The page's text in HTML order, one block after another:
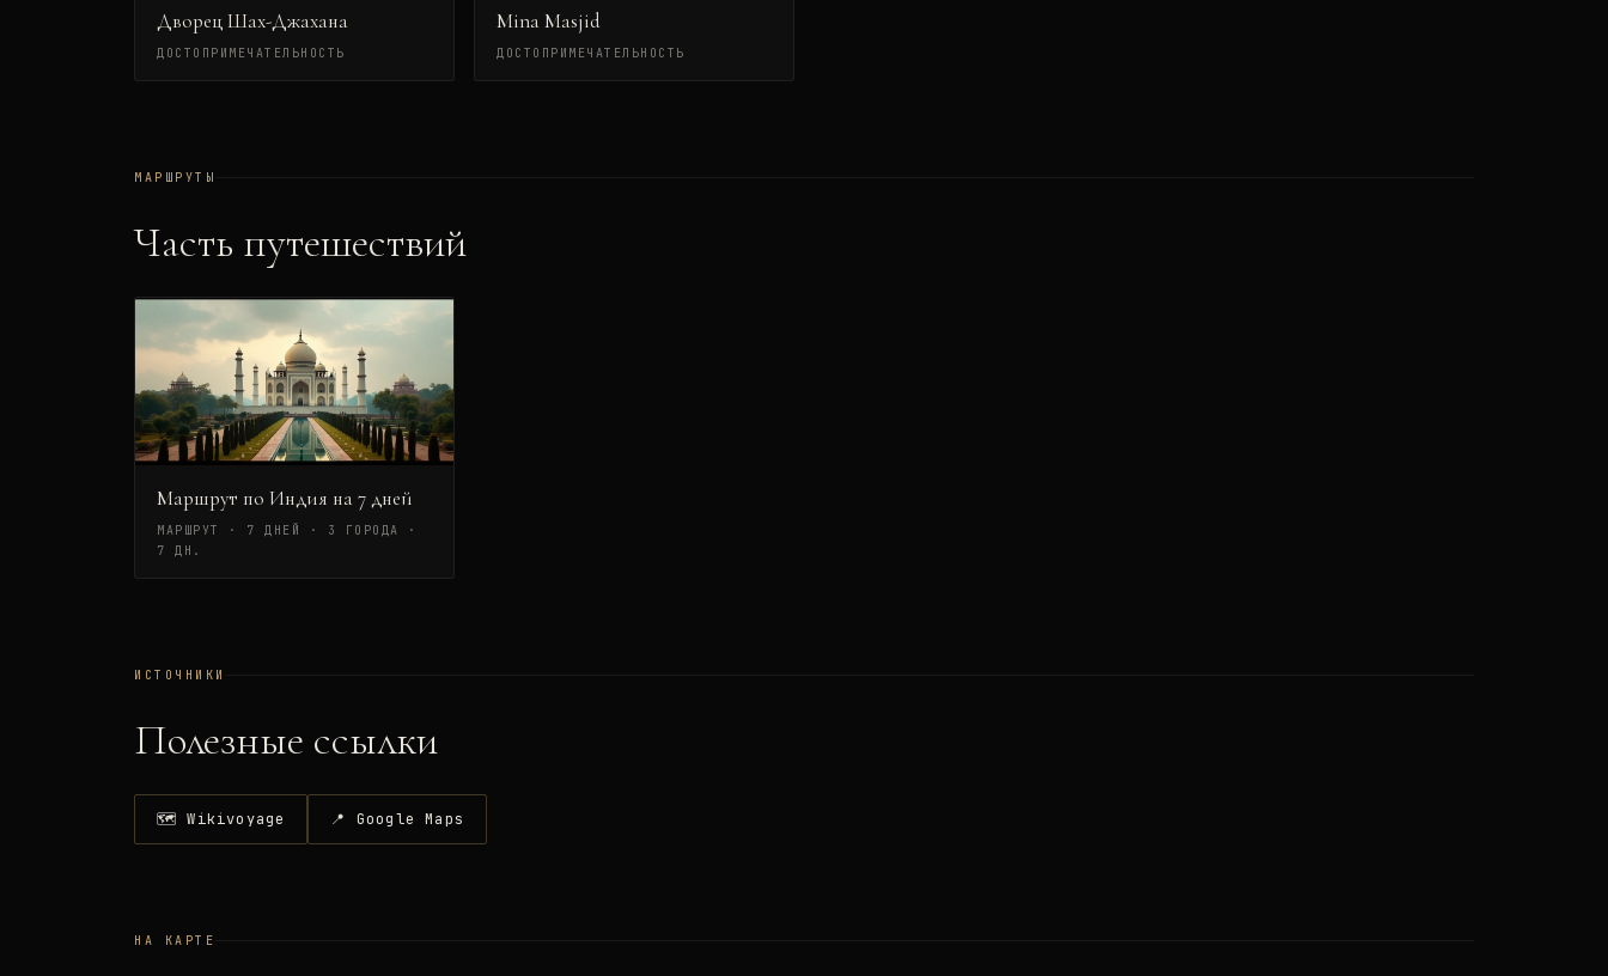
Дворец Шах-Джахана
ДОСТОПРИМЕЧАТЕЛЬНОСТЬ
Mina Masjid
ДОСТОПРИМЕЧАТЕЛЬНОСТЬ
МАРШРУТЫ
Часть путешествий
Маршрут по Индия на 7 дней
МАРШРУТ · 7 ДНЕЙ · 3 ГОРОДА
·
7 ДН.
ИСТОЧНИКИ
Полезные ссылки
🗺 Wikivoyage 📍 Google Maps
НА КАРТЕ